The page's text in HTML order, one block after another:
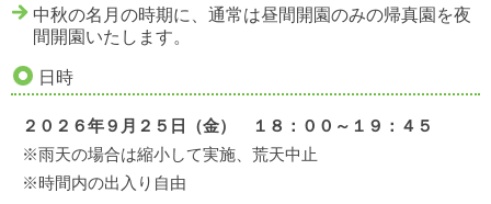
中秋の名月の時期に、通常は昼間開園のみの帰真園を夜
間開園いたします。
日時
２０２６年９月２５日（金） １８：００～１９：４５
※雨天の場合は縮小して実施、荒天中止
※時間内の出入り自由